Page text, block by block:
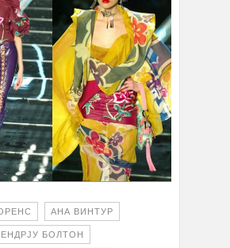
АНА ВИНТУР
ЕНДРЈУ БОЛТОН